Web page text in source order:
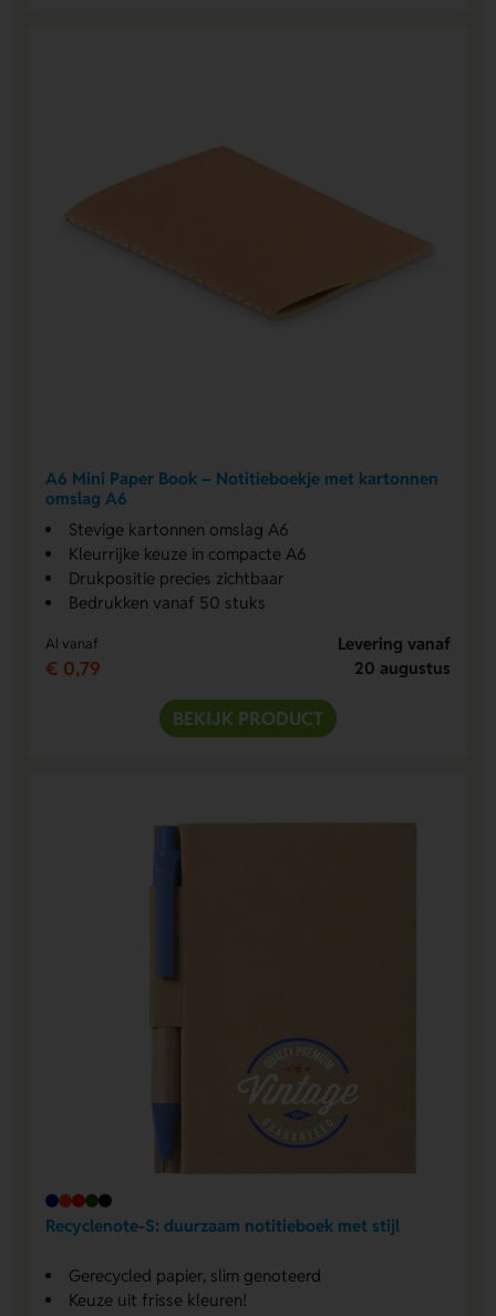
A6 Mini Paper Book – Notitieboekje met kartonnen
omslag A6
Stevige kartonnen omslag A6
Kleurrijke keuze in compacte A6
Drukpositie precies zichtbaar
Bedrukken vanaf 50 stuks
Al vanaf
€ 0,79
Levering vanaf
20 augustus
BEKIJK PRODUCT
Recyclenote-S: duurzaam notitieboek met stijl
Gerecycled papier, slim genoteerd
Keuze uit frisse kleuren!